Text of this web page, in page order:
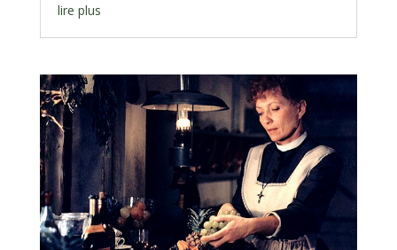
lire plus